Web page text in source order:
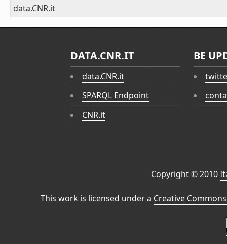
data.CNR.it
DATA.CNR.IT
data.CNR.it
SPARQL Endpoint
CNR.it
BE
Copyright © 2010
This work is licensed under a Creative